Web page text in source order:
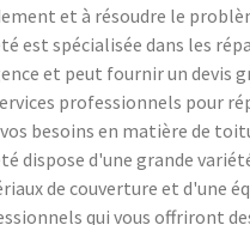
et à résoudre le
est spécialisée dans les
et peut fournir un devis
professionnels pour
besoins en matière de
dispose d'une grande
de couverture et d'une
qui vous offriront